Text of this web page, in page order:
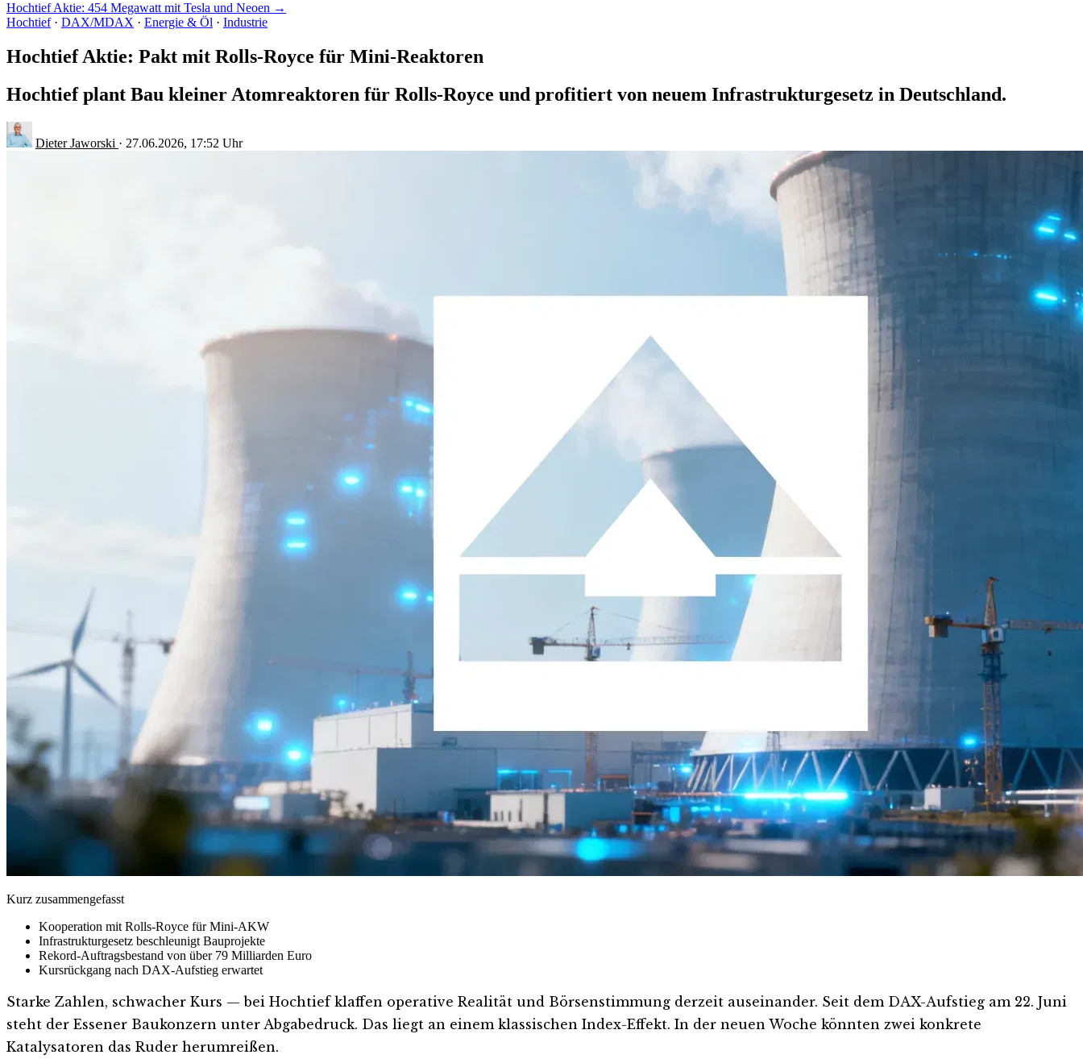
Hochtief Aktie: 454 Megawatt mit Tesla und Neoen →
Hochtief · DAX/MDAX · Energie & Öl · Industrie
Hochtief Aktie: Pakt mit Rolls-Royce für Mini-Reaktoren
Hochtief plant Bau kleiner Atomreaktoren für Rolls-Royce und profitiert von neuem Infrastrukturgesetz in Deutschland.
Dieter Jaworski · 27.06.2026, 17:52 Uhr
Kurz zusammengefasst
Kooperation mit Rolls-Royce für Mini-AKW
Infrastrukturgesetz beschleunigt Bauprojekte
Rekord-Auftragsbestand von über 79 Milliarden Euro
Kursrückgang nach DAX-Aufstieg erwartet
Starke Zahlen, schwacher Kurs — bei Hochtief klaffen operative Realität und Börsenstimmung derzeit auseinander. Seit dem DAX-Aufstieg am 22. Juni
steht der Essener Baukonzern unter Abgabedruck. Das liegt an einem klassischen Index-Effekt. In der neuen Woche könnten zwei konkrete
Katalysatoren das Ruder herumreißen.